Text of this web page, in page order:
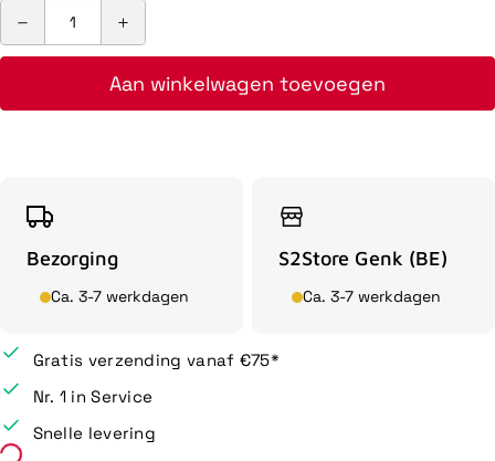
Aan winkelwagen toevoegen
Bezorging
Ca. 3-7 werkdagen
S2Store Genk (BE)
Ca. 3-7 werkdagen
Gratis verzending vanaf €75*
Nr. 1 in Service
Snelle levering